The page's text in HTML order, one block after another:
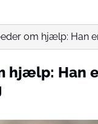
om hjælp: Han
hjælp: Han